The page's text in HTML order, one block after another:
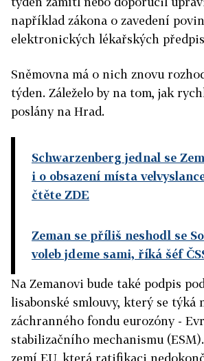
například zákona o zavedení
elektronických lékařských
Sněmovna má o nich znovu
týden. Záleželo by na tom, jak
poslány na Hrad.
Schwarzenberg jednal se
i o obsazení místa
čtěte ZDE
Zeman se příliš neshodl se
voleb jdeme sami, říká šéf
Na Zemanovi bude také podpis
lisabonské smlouvy, který se týká
záchranného fondu eurozóny -
stabilizačního mechanismu
zemí EU, která ratifikaci